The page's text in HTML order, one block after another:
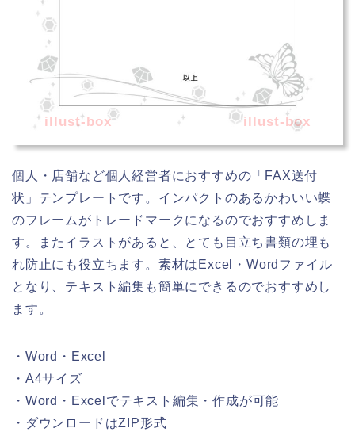
illust-box illust-box
個人・店舗など個人経営者におすすめの「FAX送付
状」テンプレートです。インパクトのあるかわいい蝶
のフレームがトレードマークになるのでおすすめしま
す。またイラストがあると、とても目立ち書類の埋も
れ防止にも役立ちます。素材はExcel・Wordファイル
となり、テキスト編集も簡単にできるのでおすすめし
ます。
・Word・Excel
・A4サイズ
・Word・Excelでテキスト編集・作成が可能
・ダウンロードはZIP形式